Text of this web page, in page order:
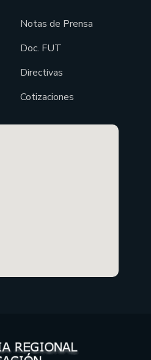
Notas de Prensa
Doc. FUT
Directivas
Cotizaciones